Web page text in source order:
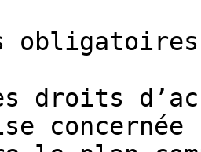
droits
concernée